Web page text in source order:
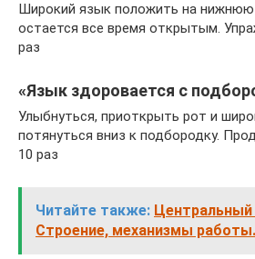
Широкий язык положить на нижнюю
остается все время открытым.
раз
«Язык здоровается с
Улыбнуться, приоткрыть рот и
потянуться вниз к подбородку.
10 раз
Читайте также: Центральный
Строение, механизмы работы.